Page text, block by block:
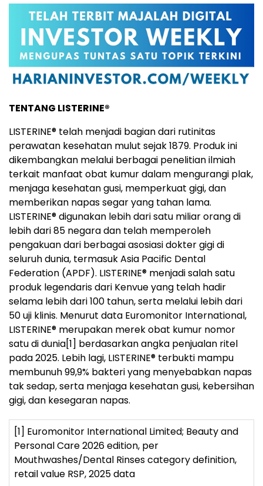
TENTANG LISTERINE®
LISTERINE® telah menjadi bagian dari rutinitas
perawatan kesehatan mulut sejak 1879. Produk ini
dikembangkan melalui berbagai penelitian ilmiah
terkait manfaat obat kumur dalam mengurangi plak,
menjaga kesehatan gusi, memperkuat gigi, dan
memberikan napas segar yang tahan lama.
LISTERINE® digunakan lebih dari satu miliar orang di
lebih dari 85 negara dan telah memperoleh
pengakuan dari berbagai asosiasi dokter gigi di
seluruh dunia, termasuk Asia Pacific Dental
Federation (APDF). LISTERINE® menjadi salah satu
produk legendaris dari Kenvue yang telah hadir
selama lebih dari 100 tahun, serta melalui lebih dari
50 uji klinis. Menurut data Euromonitor International,
LISTERINE® merupakan merek obat kumur nomor
satu di dunia[1] berdasarkan angka penjualan ritel
pada 2025. Lebih lagi, LISTERINE® terbukti mampu
membunuh 99,9% bakteri yang menyebabkan napas
tak sedap, serta menjaga kesehatan gusi, kebersihan
gigi, dan kesegaran napas.
[1] Euromonitor International Limited; Beauty and
Personal Care 2026 edition, per
Mouthwashes/Dental Rinses category definition,
retail value RSP, 2025 data